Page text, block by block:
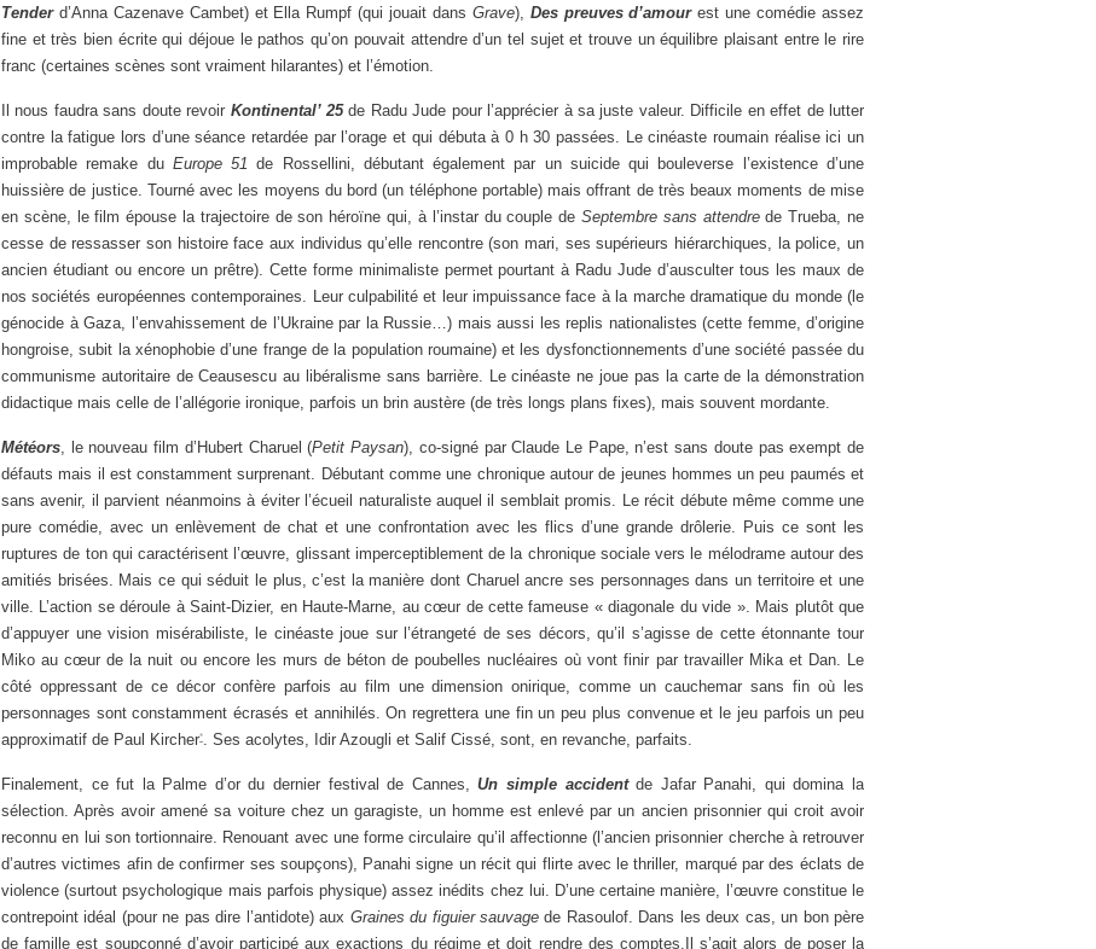
Tenderd’Anna Cazenave Cambet) et Ella Rumpf (qui jouait dans Grave), Des preuves d’amourest une comédie assez
fine et très bien écrite qui déjoue le pathos qu’on pouvait attendre d’un tel sujet et trouve un équilibre plaisant entre le rire
franc (certaines scènes sont vraiment hilarantes) et l’émotion.
Il nous faudra sans doute revoir Kontinental’ 25de Radu Jude pour l’apprécier à sa juste valeur. Difficile en effet de lutter
contre la fatigue lors d’une séance retardée par l’orage et qui débuta à 0 h 30 passées. Le cinéaste roumain réalise ici un
improbable remake du Europe 51 de Rossellini, débutant également par un suicide qui bouleverse l’existence d’une
huissière de justice. Tourné avec les moyens du bord (un téléphone portable) mais offrant de très beaux moments de mise
en scène, le film épouse la trajectoire de son héroïne qui, à l’instar du couple de Septembre sans attendrede Trueba, ne
cesse de ressasser son histoire face aux individus qu’elle rencontre (son mari, ses supérieurs hiérarchiques, la police, un
ancien étudiant ou encore un prêtre). Cette forme minimaliste permet pourtant à Radu Jude d’ausculter tous les maux de
nos sociétés européennes contemporaines. Leur culpabilité et leur impuissance face à la marche dramatique du monde (le
génocide à Gaza, l’envahissement de l’Ukraine par la Russie…) mais aussi les replis nationalistes (cette femme, d’origine
hongroise, subit la xénophobie d’une frange de la population roumaine) et les dysfonctionnements d’une société passée du
communisme autoritaire de Ceausescu au libéralisme sans barrière. Le cinéaste ne joue pas la carte de la démonstration
didactique mais celle de l’allégorie ironique, parfois un brin austère (de très longs plans fixes), mais souvent mordante.
Météors, le nouveau film d’Hubert Charuel (Petit Paysan), co-signé par Claude Le Pape, n’est sans doute pas exempt de
défauts mais il est constamment surprenant. Débutant comme une chronique autour de jeunes hommes un peu paumés et
sans avenir, il parvient néanmoins à éviter l’écueil naturaliste auquel il semblait promis. Le récit débute même comme une
pure comédie, avec un enlèvement de chat et une confrontation avec les flics d’une grande drôlerie. Puis ce sont les
ruptures de ton qui caractérisent l’œuvre, glissant imperceptiblement de la chronique sociale vers le mélodrame autour des
amitiés brisées. Mais ce qui séduit le plus, c’est la manière dont Charuel ancre ses personnages dans un territoire et une
ville. L’action se déroule à Saint-Dizier, en Haute-Marne, au cœur de cette fameuse « diagonale du vide ». Mais plutôt que
d’appuyer une vision misérabiliste, le cinéaste joue sur l’étrangeté de ses décors, qu’il s’agisse de cette étonnante tour
Miko au cœur de la nuit ou encore les murs de béton de poubelles nucléaires où vont finir par travailler Mika et Dan. Le
côté oppressant de ce décor confère parfois au film une dimension onirique, comme un cauchemar sans fin où les
personnages sont constamment écrasés et annihilés. On regrettera une fin un peu plus convenue et le jeu parfois un peu
approximatif de Paul Kircher*. Ses acolytes, Idir Azougli et Salif Cissé, sont, en revanche, parfaits.
Finalement, ce fut la Palme d’or du dernier festival de Cannes,Un simple accidentde Jafar Panahi, qui domina la
sélection. Après avoir amené sa voiture chez un garagiste, un homme est enlevé par un ancien prisonnier qui croit avoir
reconnu en lui son tortionnaire. Renouant avec une forme circulaire qu’il affectionne (l’ancien prisonnier cherche à retrouver
d’autres victimes afin de confirmer ses soupçons), Panahi signe un récit qui flirte avec le thriller, marqué par des éclats de
violence (surtout psychologique mais parfois physique) assez inédits chez lui. D’une certaine manière, l’œuvre constitue le
contrepoint idéal (pour ne pas dire l’antidote) aux Graines du figuier sauvagede Rasoulof. Dans les deux cas, un bon père
de famille est soupçonné d’avoir participé aux exactions du régime et doit rendre des comptes.Il s’agit alors de poser la